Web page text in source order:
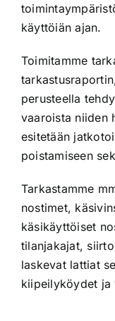
käyttöiän ajan.
Toimitamme
perusteella
vaaroista niiden
esitetään
poistamiseen
Tarkastamme
nostimet,
käsikäyttöiset
tilanjakajat,
laskevat lattiat
kiipeilyköydet ja